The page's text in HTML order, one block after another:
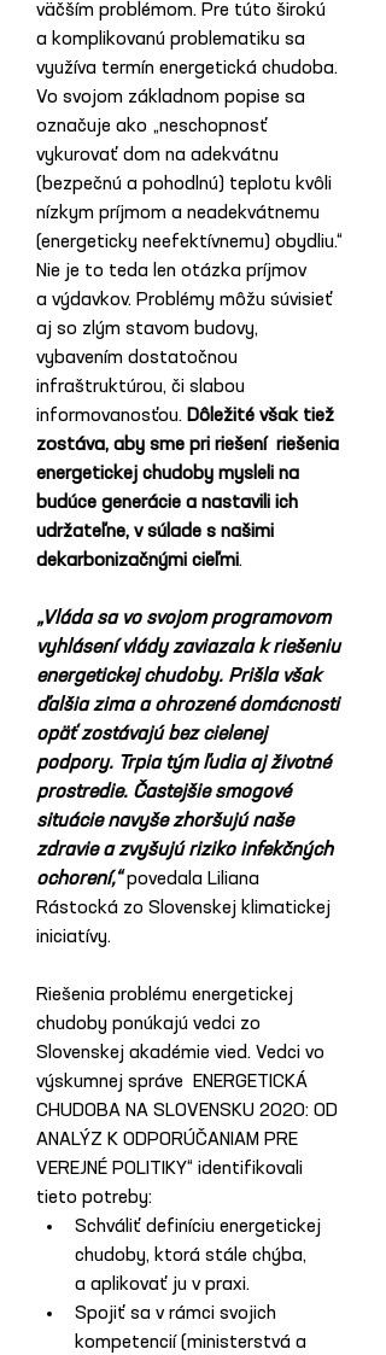
väčším problémom. Pre túto širokú
a komplikovanú problematiku sa
využíva termín energetická chudoba.
Vo svojom základnom popise sa
označuje ako „neschopnosť
vykurovať dom na adekvátnu
(bezpečnú a pohodlnú) teplotu kvôli
nízkym príjmom a neadekvátnemu
(energeticky neefektívnemu) obydliu.“
Nie je to teda len otázka príjmov
a výdavkov. Problémy môžu súvisieť
aj so zlým stavom budovy,
vybavením dostatočnou
infraštruktúrou, či slabou
informovanosťou. Dôležité však tiež
zostáva, aby sme pri riešení  riešenia
energetickej chudoby mysleli na
budúce generácie a nastavili ich
udržateľne, v súlade s našimi
dekarbonizačnými cieľmi.
„Vláda sa vo svojom programovom
vyhlásení vlády zaviazala k riešeniu
energetickej chudoby. Prišla však
ďalšia zima a ohrozené domácnosti
opäť zostávajú bez cielenej
podpory. Trpia tým ľudia aj životné
prostredie. Častejšie smogové
situácie navyše zhoršujú naše
zdravie a zvyšujú riziko infekčných
ochorení,“ povedala Liliana
Rástocká zo Slovenskej klimatickej
iniciatívy.
Riešenia problému energetickej
chudoby ponúkajú vedci zo
Slovenskej akadémie vied. Vedci vo
výskumnej správe  ENERGETICKÁ
CHUDOBA NA SLOVENSKU 2020: OD
ANALÝZ K ODPORÚČANIAM PRE
VEREJNÉ POLITIKY“ identifikovali
tieto potreby:
Schváliť definíciu energetickej
chudoby, ktorá stále chýba,
a aplikovať ju v praxi.
Spojiť sa v rámci svojich
kompetencií (ministerstvá a